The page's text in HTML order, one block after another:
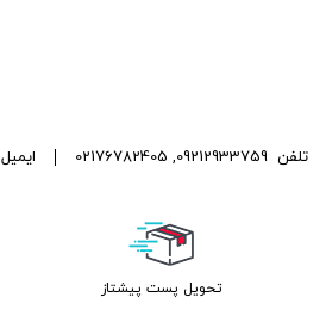
تلفن 09212933759
,
02176782405 ایمیل
تحویل پست پیشتاز